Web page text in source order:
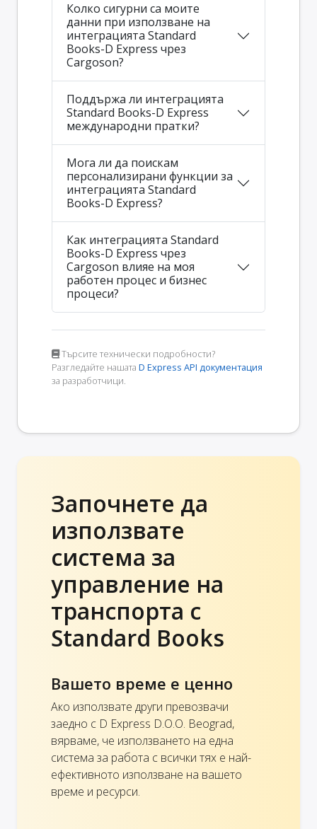
Колко сигурни са моите
данни при използване на
интеграцията Standard
Books-D Express чрез
Cargoson?
Поддържа ли интеграцията
Standard Books-D Express
международни пратки?
Мога ли да поискам
персонализирани функции за
интеграцията Standard
Books-D Express?
Как интеграцията Standard
Books-D Express чрез
Cargoson влияе на моя
работен процес и бизнес
процеси?
Търсите технически подробности?
Разгледайте нашата D Express API документация
за разработчици.
Започнете да
използвате
система за
управление на
транспорта с
Standard Books
Вашето време е ценно
Ако използвате други превозвачи
заедно с D Express D.O.O. Beograd,
вярваме, че използването на една
система за работа с всички тях е най-
ефективното използване на вашето
време и ресурси.